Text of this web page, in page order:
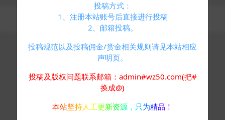
Copyright © 2024万众网- All rights reserved
浙ICP备05025058号-4
投稿方式：
1、注册本站账号后直接进行投稿
2、邮箱投稿。
投稿规范以及投稿佣金/赏金相关规则请见本站相应
声明页。
投稿及版权问题联系邮箱：admin#wz50.com(把#
换成@)
本站坚持人工更新资源，只为精品！